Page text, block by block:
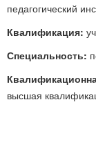
педагогический
Квалификация:
Специальность:
высшая